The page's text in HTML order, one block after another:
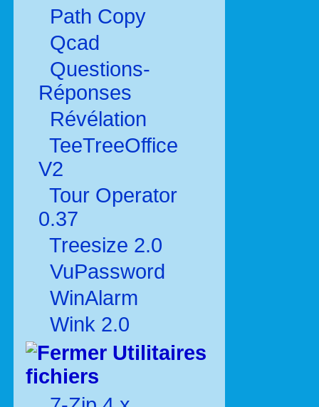
Path Copy
Qcad
Questions-
Réponses
Révélation
TeeTreeOffice
V2
Tour Operator
0.37
Treesize 2.0
VuPassword
WinAlarm
Wink 2.0
Utilitaires
fichiers